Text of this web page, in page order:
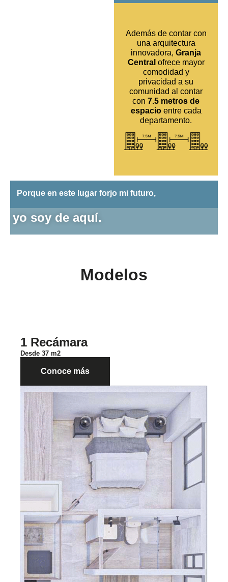
Además de contar con
una arquitectura
innovadora, Granja
Central ofrece mayor
comodidad y
privacidad a su
comunidad al contar
con 7.5 metros de
espacioentre cada
departamento.
Porque en este lugar forjo mi futuro,
yo soy de aquí.
Modelos
1 Recámara
Desde 37 m2
Conoce más